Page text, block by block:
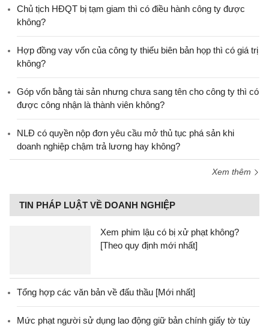
Chủ tịch HĐQT bị tạm giam thì có điều hành công ty được
không?
Hợp đồng vay vốn của công ty thiếu biên bản họp thì có giá trị
không?
Góp vốn bằng tài sản nhưng chưa sang tên cho công ty thì có
được công nhận là thành viên không?
NLĐ có quyền nộp đơn yêu cầu mở thủ tục phá sản khi
doanh nghiệp chậm trả lương hay không?
Xem thêm
TIN PHÁP LUẬT VỀ DOANH NGHIỆP
Xem phim lậu có bị xử phạt không?
[Theo quy định mới nhất]
Tổng hợp các văn bản về đấu thầu [Mới nhất]
Mức phạt người sử dụng lao động giữ bản chính giấy tờ tùy